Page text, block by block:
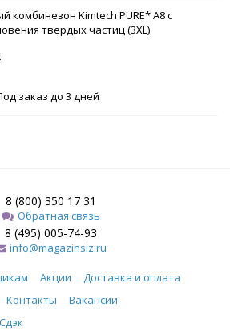
комбинезон Kimtech PURE* A8 с
твердых частиц (3XL)
заказ до 3 дней
8 (800) 350 17 31
Обратная связь
8 (495) 005-74-93
info@magazinsiz.ru
Акции
Доставка и оплата
Контакты
Вакансии
Сдэк